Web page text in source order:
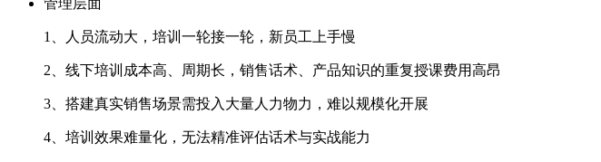
管理层面
1、人员流动大，培训一轮接一轮，新员工上手慢
2、线下培训成本高、周期长，销售话术、产品知识的重复授课费用高昂
3、搭建真实销售场景需投入大量人力物力，难以规模化开展
4、培训效果难量化，无法精准评估话术与实战能力